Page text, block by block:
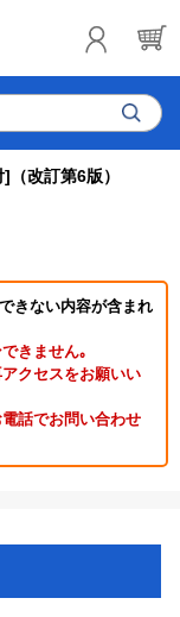
改訂第6版）
きない内容が含まれ
きません｡
クセスをお願いい
話でお問い合わせ